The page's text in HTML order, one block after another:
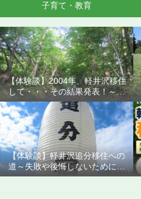
子育て・教育
【体験談】2004年、軽井沢移住
して・・・その結果発表！～失
敗や後悔しないために知ってお
きたいこと
【体験談】軽井沢追分移住への
道～失敗や後悔しないために知
っておきたいこと